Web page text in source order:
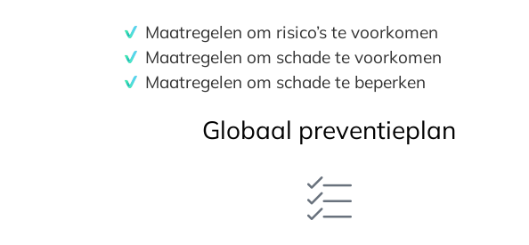
Maatregelen om risico’s te voorkomen
Maatregelen om schade te voorkomen
Maatregelen om schade te beperken
Globaal preventieplan